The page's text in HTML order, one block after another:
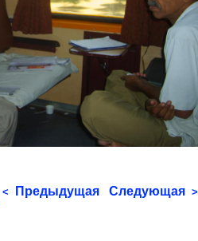
< Предыдущая Следующая >